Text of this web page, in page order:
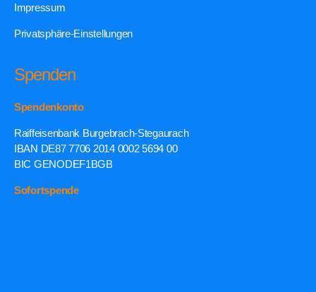
Impressum
Privatsphäre-Einstellungen
Spenden
Spendenkonto
Raiffeisenbank Burgebrach-Stegaurach
IBAN DE87 7706 2014 0002 5694 00
BIC GENODEF1BGB
Sofortspende